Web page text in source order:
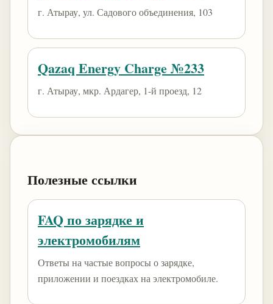
г. Атырау, ул. Садового объединения, 103
Qazaq Energy Charge №233
г. Атырау, мкр. Ардагер, 1-й проезд, 12
Полезные ссылки
FAQ по зарядке и
электромобилям
Ответы на частые вопросы о зарядке,
приложении и поездках на электромобиле.